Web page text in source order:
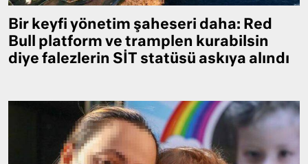
Bir keyfi yönetim şaheseri daha: Red
Bull platform ve tramplen kurabilsin
diye falezlerin SİT statüsü askıya alındı